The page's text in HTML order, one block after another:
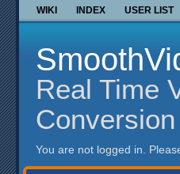
WIKI INDEX USER LIST
Real Time
Conversion
You are not logged in.